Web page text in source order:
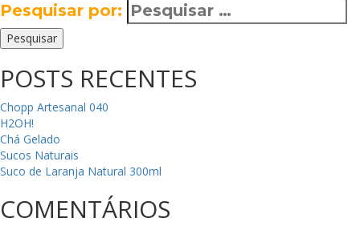
Pesquisar por:
Pesquisar
POSTS RECENTES
Chopp Artesanal 040
H2OH!
Chá Gelado
Sucos Naturais
Suco de Laranja Natural 300ml
COMENTÁRIOS